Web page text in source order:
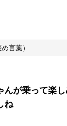
言葉）
が乗って楽
ね